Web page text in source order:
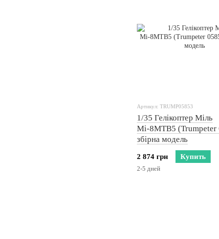
Артикул: TRUMP05853
1/35 Гелікоптер Міль
Мі-8МТВ5 (Trumpeter
збірна модель
2 874 грн Купить
2-5 дней